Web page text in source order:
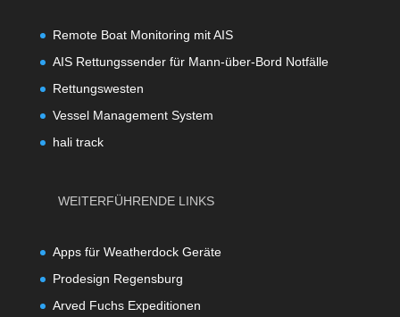
Remote Boat Monitoring mit AIS
AIS Rettungssender für Mann-über-Bord Notfälle
Rettungswesten
Vessel Management System
hali track
WEITERFÜHRENDE LINKS
Apps für Weatherdock Geräte
Prodesign Regensburg
Arved Fuchs Expeditionen